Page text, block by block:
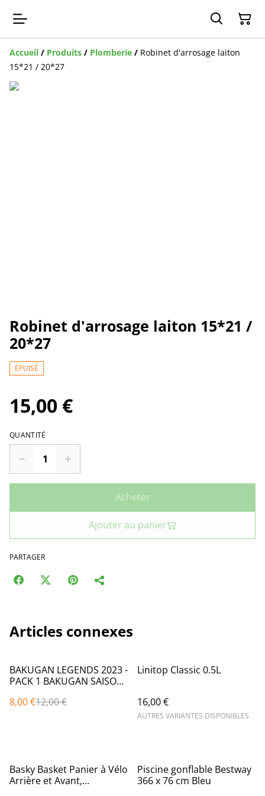
Accueil / Produits / Plomberie / Robinet d'arrosage laiton
15*21 / 20*27
Robinet d'arrosage laiton 15*21 /
20*27
ÉPUISÉ
15,00 €
QUANTITÉ
Acheter
Ajouter au panier
PARTAGER
Articles connexes
%
BAKUGAN LEGENDS 2023 -
PACK 1 BAKUGAN SAISON
Carte Portail Et 1 Carte
8,00 €12,00 €
Linitop Classic 0.5L
16,00 €
AUTRES VARIANTES DISPONIBLES
Basky Basket Panier à Vélo
Arrière et Avant,
%
Piscine gonflable Bestway
366 x 76 cm Bleu